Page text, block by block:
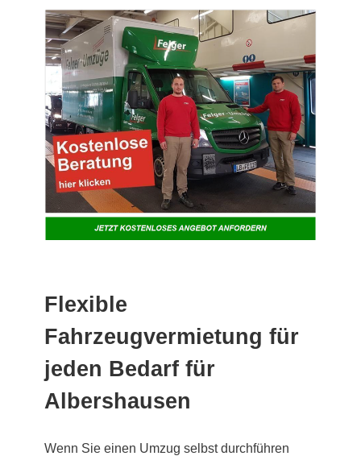
Flexible
Fahrzeugvermietung für
jeden Bedarf für
Albershausen
Wenn Sie einen Umzug selbst durchführen